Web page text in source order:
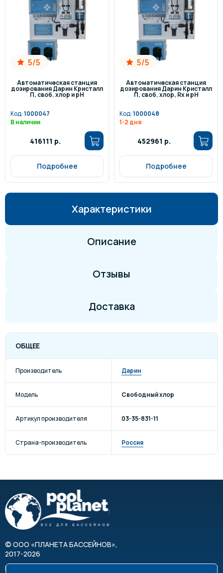
5/5
Автоматическая станция
дозирования Дарин Кристалл
П, своб. хлор и pH
Код:1000047
В наличии
416111 р.
Подробнее
5/5
Автоматическая станция
дозирования Дарин Кристалл
П, своб. хлор, Rx и pH
Код:1000048
1-2 дня
452961 р.
Подробнее
Характеристики
Описание
Отзывы
Доставка
ОБЩЕЕ
Производитель Дарин
Модель Свободный хлор
Артикул производителя 03-35-831-11
Страна-производитель Россия
© ООО «ПЛАНЕТА БАССЕЙНОВ»,
2017-2026
Все права защищены